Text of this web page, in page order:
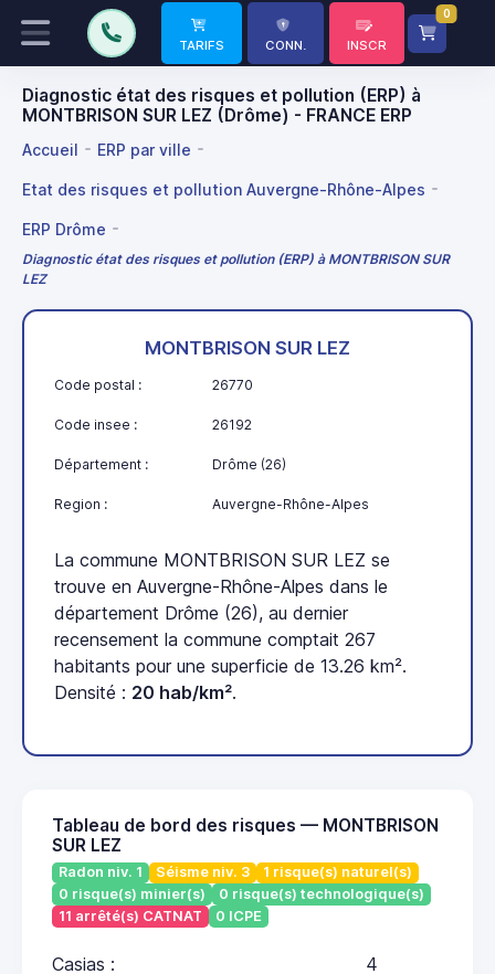
TARIFS CONN. INSCR
0
Diagnostic état des risques et pollution (ERP) à
MONTBRISON SUR LEZ (Drôme) - FRANCE ERP
Accueil ERP par ville
Etat des risques et pollution Auvergne-Rhône-Alpes
ERP Drôme
Diagnostic état des risques et pollution (ERP) à MONTBRISON SUR
LEZ
MONTBRISON SUR LEZ
Code postal : 26770
Code insee : 26192
Département : Drôme (26)
Region : Auvergne-Rhône-Alpes
La commune MONTBRISON SUR LEZ se
trouve en Auvergne-Rhône-Alpes dans le
département Drôme (26), au dernier
recensement la commune comptait 267
habitants pour une superficie de 13.26 km².
Densité : 20 hab/km².
Tableau de bord des risques — MONTBRISON
SUR LEZ
Radon niv. 1 Séisme niv. 3
1 risque(s) naturel(s)
0 risque(s) minier(s)
0 risque(s) technologique(s)
11 arrêté(s) CATNAT
0 ICPE
Casias : 4